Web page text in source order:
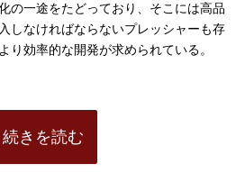
の一途をたどっており、そこには高品
しなければならないプレッシャーも存
り効率的な開発が求められている。
続きを読む